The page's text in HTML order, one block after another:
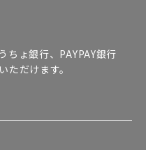
ちょ銀行、PAYPAY銀行
だけます。